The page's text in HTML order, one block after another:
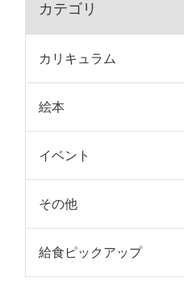
カテゴリ
カリキュラム
絵本
イベント
その他
給食ピックアップ